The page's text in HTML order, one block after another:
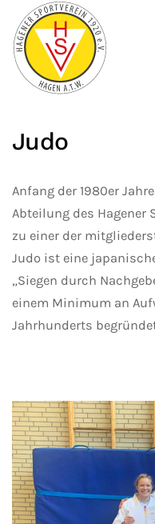
Zum Hauptinhalt
Judo
Anfang der 1980er
Abteilung des Hagener
zu einer der
Judo ist eine
„Siegen durch
einem Minimum an
Jahrhunderts